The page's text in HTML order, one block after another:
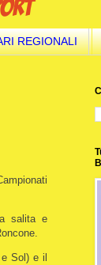
REGIONALI
salita e
Sol) e il